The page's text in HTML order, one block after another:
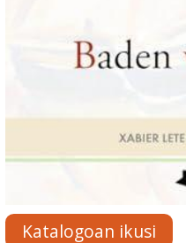
Katalogoan ikusi